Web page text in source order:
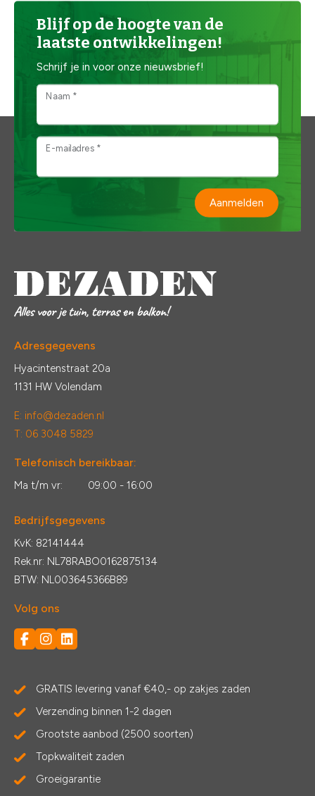
Blijf op de hoogte van de
laatste ontwikkelingen!
Schrijf je in voor onze nieuwsbrief!
Naam *
E-mailadres *
Aanmelden
Adresgegevens
Hyacintenstraat 20a
1131 HW Volendam
E: info@dezaden.nl
T: 06 3048 5829
Telefonisch bereikbaar:
Ma t/m vr: 09:00 - 16:00
Bedrijfsgegevens
KvK: 82141444
Rek.nr: NL78RABO0162875134
BTW: NL003645366B89
Volg ons
GRATIS levering vanaf €40,- op zakjes zaden
Verzending binnen 1-2 dagen
Grootste aanbod (2500 soorten)
Topkwaliteit zaden
Groeigarantie